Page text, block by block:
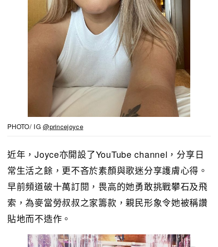
PHOTO/ IG@princejoyce
近年，Joyce亦開設了YouTube channel，分享日
常生活之餘，更不吝於素顏與歌迷分享護膚心得。
早前頻道破十萬訂閱，畏高的她勇敢挑戰攀石及飛
索，為麥當勞叔叔之家籌款，親民形象令她被稱讚
貼地而不造作。